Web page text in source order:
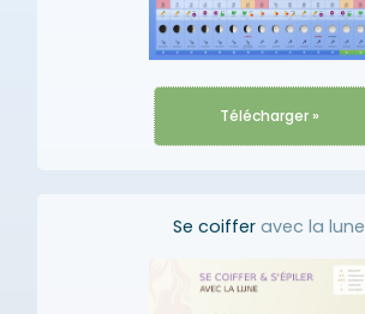
Télécharger »
Se coiffer avec la lune